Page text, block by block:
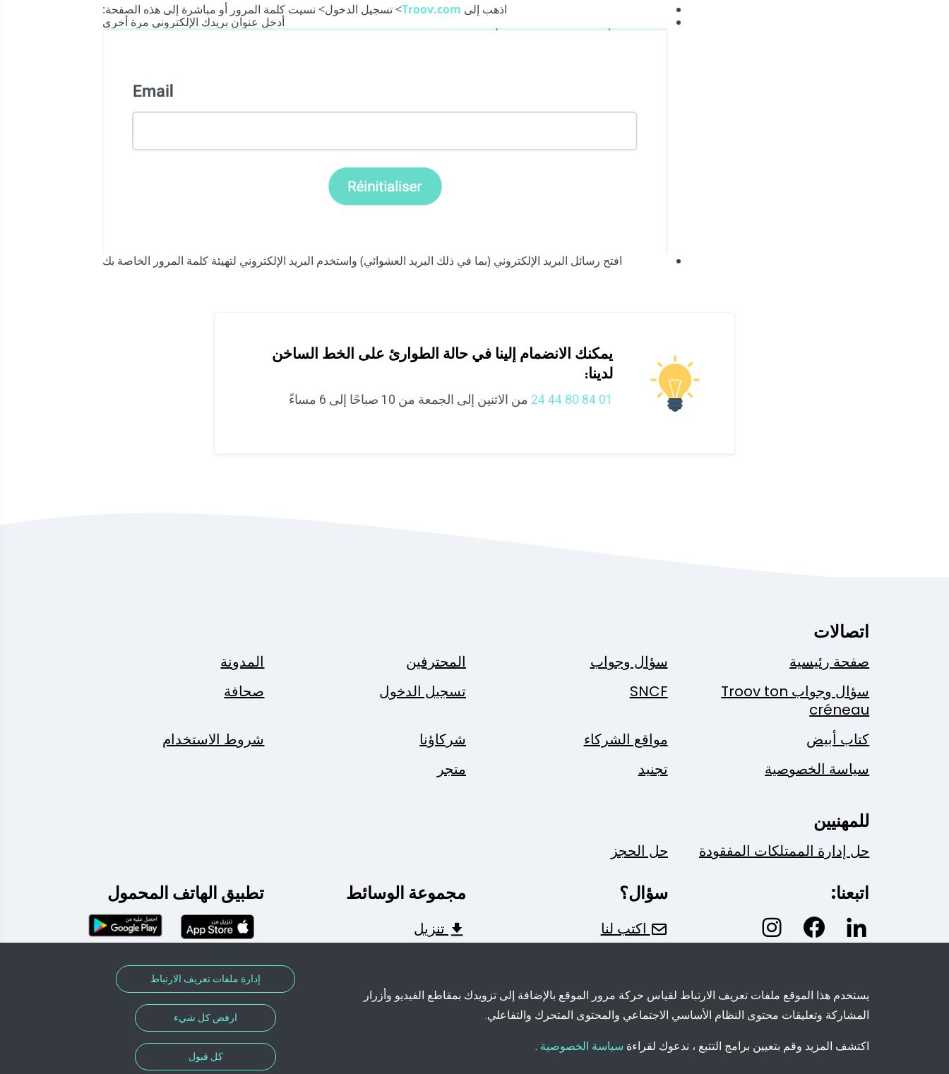
اذهب إلى Troov.com> تسجيل الدخول> نسيت كلمة المرور أو مباشرة إلى هذه الصفحة:
أدخل عنوان بريدك الإلكتروني مرة أخرى
افتح رسائل البريد الإلكتروني (بما في ذلك البريد العشوائي) واستخدم البريد الإلكتروني لتهيئة كلمة المرور الخاصة بك
يمكنك الانضمام إلينا في حالة الطوارئ على الخط الساخن
لدينا:
01 84 80 44 24 من الاثنين إلى الجمعة من 10 صباحًا إلى 6 مساءً
اتصالات
صفحة رئيسية سؤال وجواب المحترفين
المدونة
سؤال وجواب Troov ton
créneau
SNCF تسجيل الدخول صحافة
كتاب أبيض مواقع الشركاء شركاؤنا
شروط الاستخدام
سياسة الخصوصية
تجنيد متجر
للمهنيين
حل إدارة الممتلكات المفقودة حل الحجز
اتبعنا: سؤال؟
اكتب لنا
مجموعة الوسائط
تنزيل
تطبيق الهاتف المحمول
© COPYRIGHT 2026 - جميع الحقوق محفوظة لـ TROOV
يستخدم هذا الموقع ملفات تعريف الارتباط لقياس حركة مرور الموقع بالإضافة إلى تزويدك بمقاطع الفيديو وأزرار
المشاركة وتعليقات محتوى النظام الأساسي الاجتماعي والمحتوى المتحرك والتفاعلي.
اكتشف المزيد وقم بتعيين برامج التتبع ، ندعوك لقراءة سياسة الخصوصية .
إدارة ملفات تعريف الارتباط
ارفض كل شيء
كل قبول